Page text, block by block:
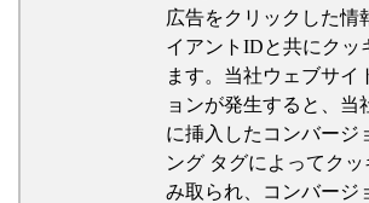
広告をクリックした情
イアントIDと共にクッ
ます。当社ウェブサイ
ョンが発生すると、当
に挿入したコンバージ
ング タグによってク
み取られ、コンバージ